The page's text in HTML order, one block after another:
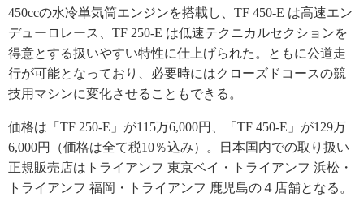
450ccの水冷単気筒エンジンを搭載し、TF 450-E は高速エン
デューロレース、TF 250-E は低速テクニカルセクションを
得意とする扱いやすい特性に仕上げられた。ともに公道走
行が可能となっており、必要時にはクローズドコースの競
技用マシンに変化させることもできる。
価格は「TF 250-E」が115万6,000円、「TF 450-E」が129万
6,000円（価格は全て税10％込み）。日本国内での取り扱い
正規販売店はトライアンフ 東京ベイ・トライアンフ 浜松・
トライアンフ 福岡・トライアンフ 鹿児島の４店舗となる。